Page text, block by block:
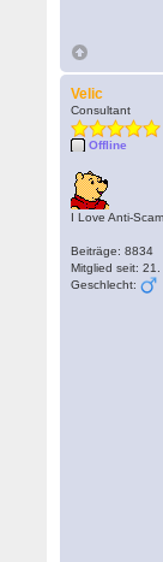
Velic
Consultant
Offline
I Love Anti-Scam
Beiträge: 8834
Mitglied seit:
Geschlecht: